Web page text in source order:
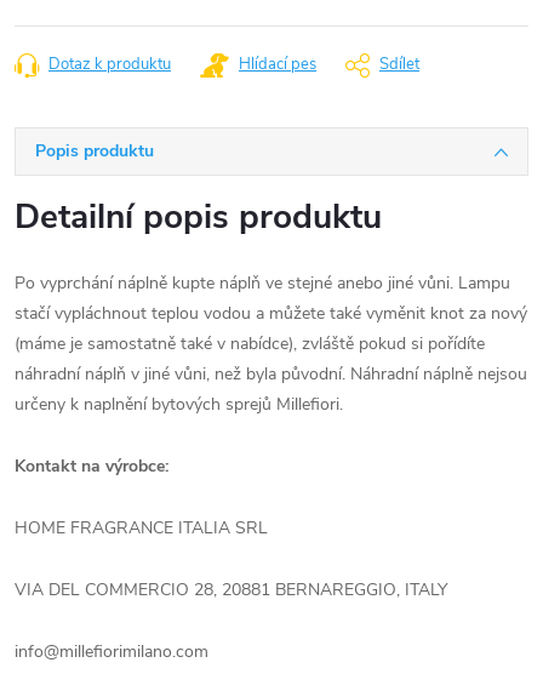
Dotaz k produktu Hlídací pes Sdílet
Popis produktu
Detailní popis produktu
Po vyprchání náplně kupte náplň ve stejné anebo jiné vůni. Lampu
stačí vypláchnout teplou vodou a můžete také vyměnit knot za nový
(máme je samostatně také v nabídce), zvláště pokud si pořídíte
náhradní náplň v jiné vůni, než byla původní. Náhradní náplně nejsou
určeny k naplnění bytových sprejů Millefiori.
Kontakt na výrobce:
HOME FRAGRANCE ITALIA SRL
VIA DEL COMMERCIO 28, 20881 BERNAREGGIO, ITALY
info@millefiorimilano.com